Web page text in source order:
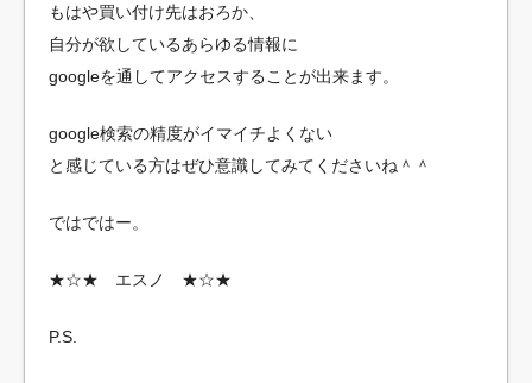
もはや買い付け先はおろか、
自分が欲しているあらゆる情報に
googleを通してアクセスすることが出来ます。
google検索の精度がイマイチよくない
と感じている方はぜひ意識してみてくださいね＾＾
ではではー。
★☆★ エスノ ★☆★
P.S.